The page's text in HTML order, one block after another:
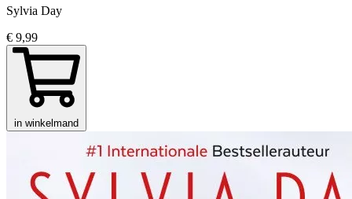
Sylvia Day
€ 9,99
in winkelmand